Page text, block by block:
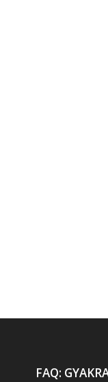
FAQ: